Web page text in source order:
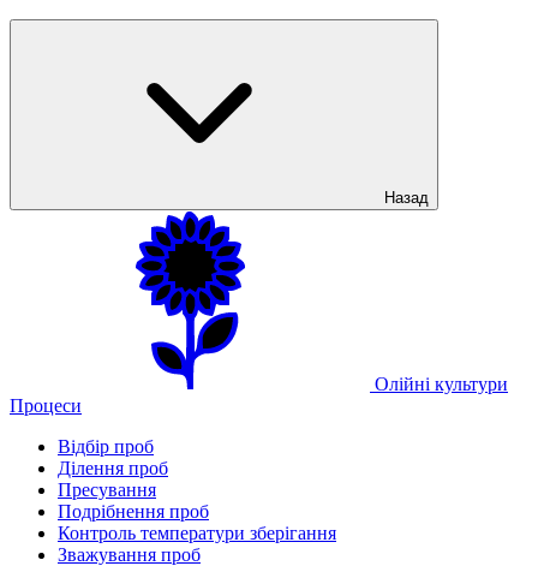
Назад
Олійні культури
Процеси
Відбір проб
Ділення проб
Пресування
Подрібнення проб
Контроль температури зберігання
Зважування проб